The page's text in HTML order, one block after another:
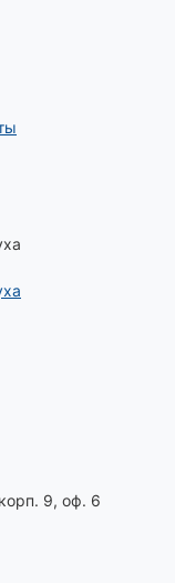
9, оф. 6